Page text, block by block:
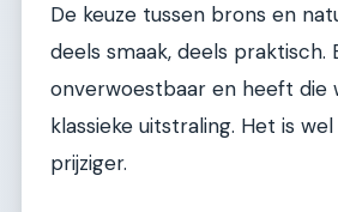
De keuze tussen brons en
deels smaak, deels praktisch.
onverwoestbaar en heeft die
klassieke uitstraling. Het is
prijziger.